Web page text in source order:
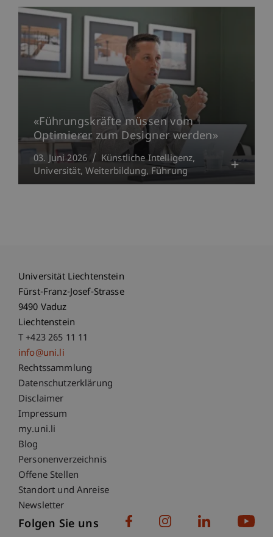
«Führungskräfte müssen vom
Optimierer zum Designer werden»
03. Juni 2026
Künstliche Intelligenz
Universität Weiterbildung Führung
Universität Liechtenstein
Fürst-Franz-Josef-Strasse
9490 Vaduz
Liechtenstein
T +423 265 11 11
info@uni.li
Fußzeile Rechtliche Hinweise
Rechtssammlung
Datenschutzerklärung
Disclaimer
Impressum
Fußzeile Subdomain-Verzeichnis
my.uni.li
Blog
Personenverzeichnis
Offene Stellen
Standort und Anreise
Newsletter
Folgen Sie uns